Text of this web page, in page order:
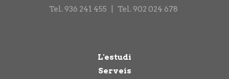
Tel. 936 241 455 Tel. 902 024 678
L'estudi
Serveis